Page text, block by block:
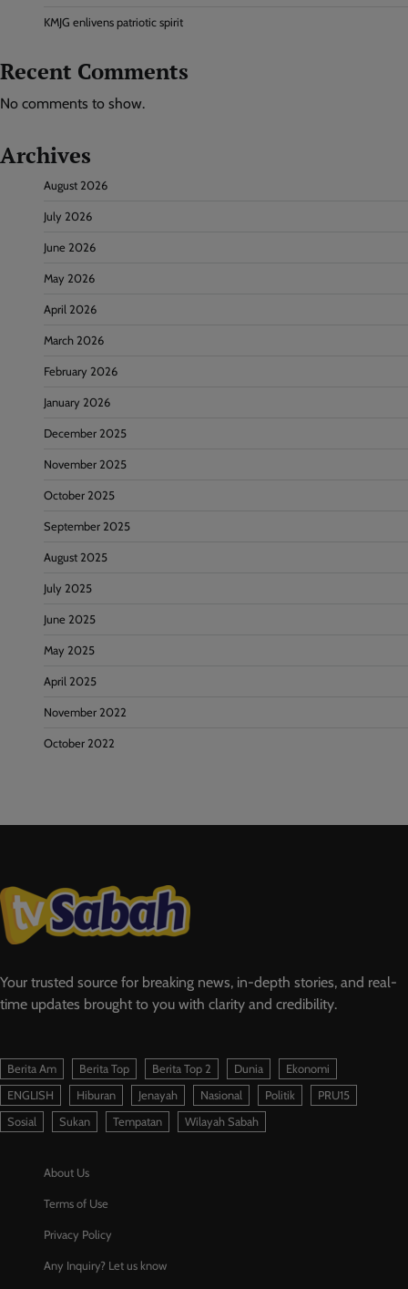
KMJG enlivens patriotic spirit
Recent Comments
No comments to show.
Archives
August 2026
July 2026
June 2026
May 2026
April 2026
March 2026
February 2026
January 2026
December 2025
November 2025
October 2025
September 2025
August 2025
July 2025
June 2025
May 2025
April 2025
November 2022
October 2022
Your trusted source for breaking news, in-depth stories, and real-
time updates brought to you with clarity and credibility.
Berita Am Berita Top Berita Top 2 Dunia
Ekonomi
ENGLISH
Hiburan Jenayah Nasional Politik
PRU15
Sosial
Sukan Tempatan Wilayah Sabah
About Us
Terms of Use
Privacy Policy
Any Inquiry? Let us know